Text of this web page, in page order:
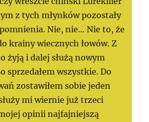
z tych młynków pozostały
Nie, nie… Nie to, że
krainy wiecznych łowów. Z
żyją i dalej służą nowym
sprzedałem wszystkie. Do
zostawiłem sobie jeden
mi wiernie już trzeci
opinii najfajniejszą